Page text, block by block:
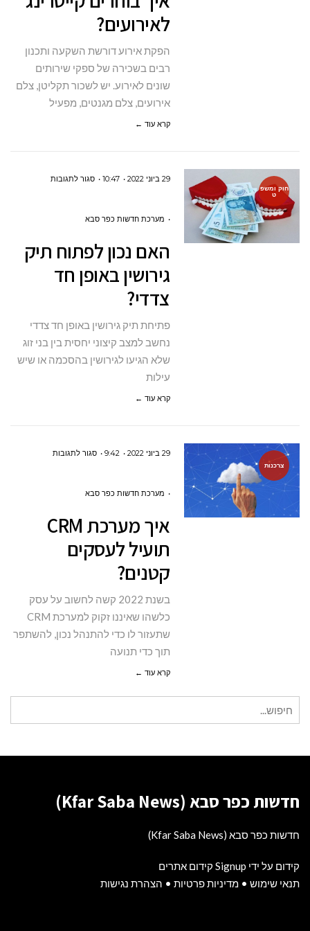
לאירועים?
לאירועים?
הפקת אירוע דורשת השקעה ותכנון
רבים בשכירה של ספקי שירותים
שונים לאירוע. יש לשכור תקליטן, צלם
אירועים, צלם מגנטים, מפעיל
קרא עוד ←
חוק ומשפ
ט
29 ביוני 2022 10:47 סגור לתגובותעל
תיק
מערכת חדשות כפר סבא
האם נכון לפתוח תיק
גירושין באופן חד
צדדי?
פתיחת תיק גירושין באופן חד צדדי
נחשב למצב קיצוני יחסית בין בני זוג
שלא הגיעו לגירושין בהסכמה או שיש
עילות
קרא עוד ←
צרכנות
29 ביוני 2022 9:42 סגור לתגובותעל
תועיל
מערכת חדשות כפר סבא
איך מערכת CRM
תועיל לעסקים
קטנים?
בשנת 2022 קשה לחשוב על עסק
כלשהו שאיננו זקוק למערכת CRM
שתעזור לו כדי להתנהל נכון, להשתפר
תוך כדי תנועה
קרא עוד ←
עבור:
חדשות כפר סבא (Kfar Saba News)
חדשות כפר סבא (Kfar Saba News)
קידום על ידי Signup קידום אתרים
תנאי שימוש • מדיניות פרטיות • הצהרת נגישות